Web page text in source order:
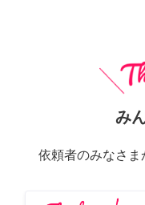
み
依頼者のみなさ